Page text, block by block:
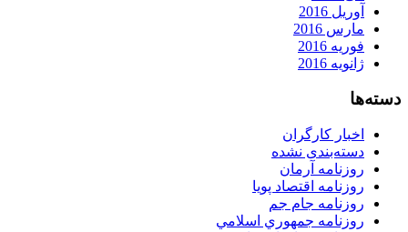
آوریل 2016
مارس 2016
فوریه 2016
ژانویه 2016
دسته‌ها
اخبار کارگران
دسته‌بندی نشده
روزنامه آرمان
روزنامه اقتصاد پویا
روزنامه جام جم
روزنامه جمهوري اسلامي